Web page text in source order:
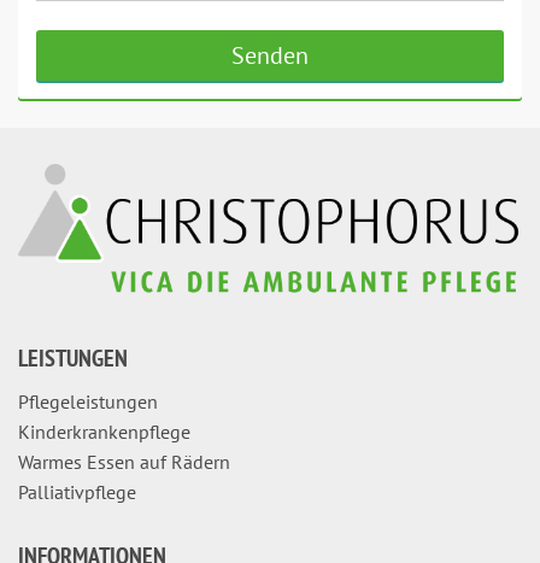
LEISTUNGEN
Pflegeleistungen
Kinderkrankenpflege
Warmes Essen auf Rädern
Palliativpflege
INFORMATIONEN